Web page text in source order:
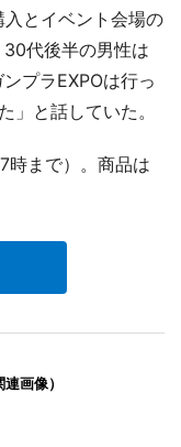
とイベント会場の
代後半の男性は
プラEXPOは行っ
」と話していた。
時まで）。商品は
画像）